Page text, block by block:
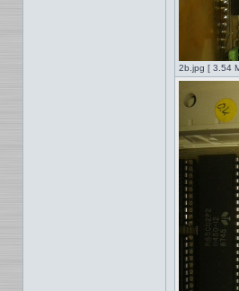
2b.jpg [ 3.54